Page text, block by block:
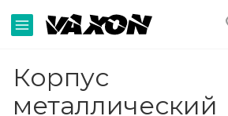
Корпус
металлический